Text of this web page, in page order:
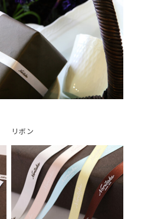
リボン